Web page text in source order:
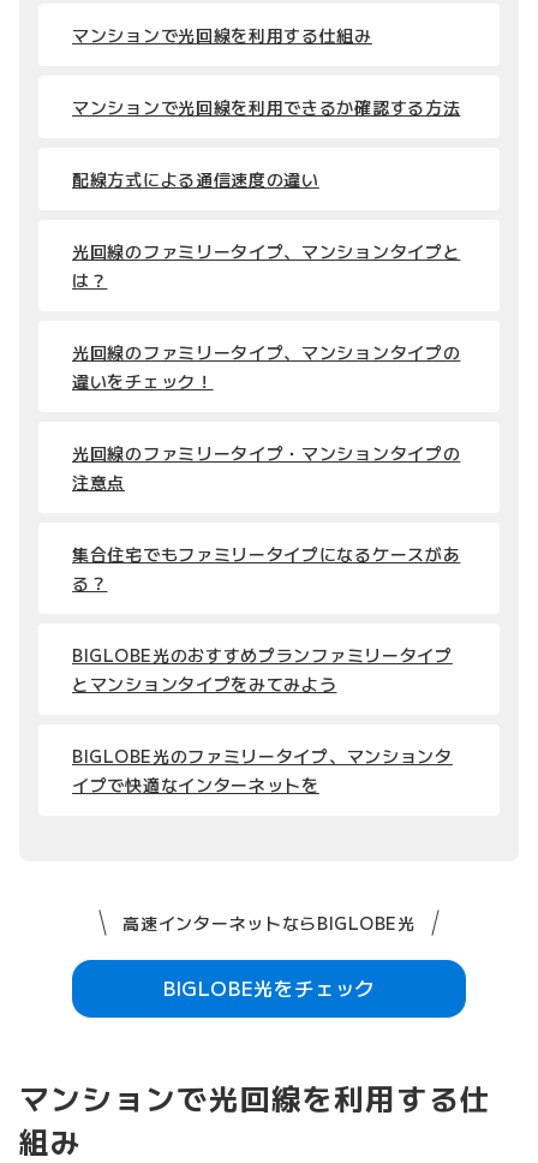
マンションで光回線を利用する仕組み
マンションで光回線を利用できるか確認する方法
配線方式による通信速度の違い
光回線のファミリータイプ、マンションタイプと
は？
光回線のファミリータイプ、マンションタイプの
違いをチェック！
光回線のファミリータイプ・マンションタイプの
注意点
集合住宅でもファミリータイプになるケースがあ
る？
BIGLOBE光のおすすめプランファミリータイプ
とマンションタイプをみてみよう
BIGLOBE光のファミリータイプ、マンションタ
イプで快適なインターネットを
高速インターネットならBIGLOBE光
BIGLOBE光をチェック
マンションで光回線を利用する仕
組み